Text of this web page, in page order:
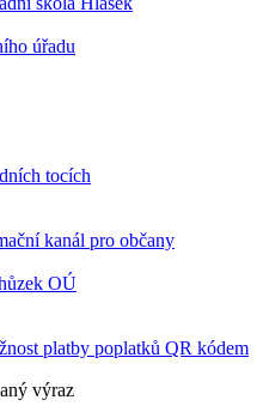
úřadu
tocích
kanál pro občany
OÚ
platby poplatků QR kódem
výraz